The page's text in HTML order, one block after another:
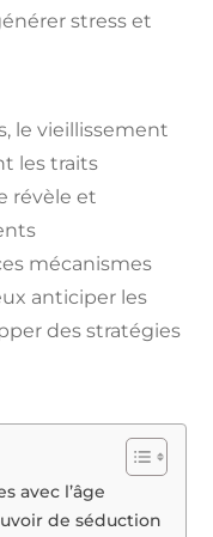
stress et
le vieillissement
les traits
révèle et
mécanismes
anticiper les
des stratégies
avec l’âge
de séduction